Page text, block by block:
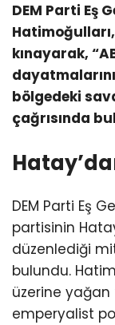
DEM Parti Eş
kınayarak,
bölgedeki
çağrısında
DEM Parti Eş
partisinin
düzenlediği
bulundu.
üzerine yağan
emperyalist